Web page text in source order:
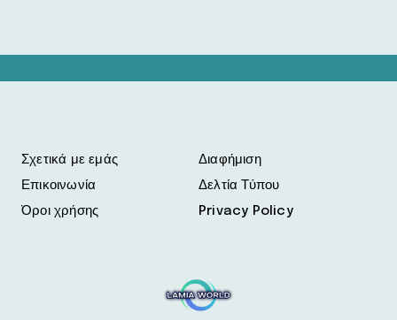
Σχετικά με εμάς
Επικοινωνία
Όροι χρήσης
Διαφήμιση
Δελτία Τύπου
Privacy Policy